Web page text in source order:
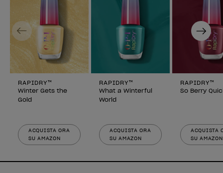
RAPIDRY™
Winter Gets the
Gold
ACQUISTA ORA
SU AMAZON
RAPIDRY™
What a Winterful
World
ACQUISTA ORA
SU AMAZON
RAPIDRY™
So Berry
ACQUISTA
SU AMAZON
Previous Next